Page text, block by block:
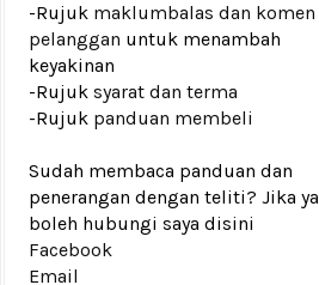
-Rujuk maklumbalas dan komen
pelanggan untuk menambah
keyakinan
-Rujuk syarat dan terma
-Rujuk panduan membeli
Sudah membaca panduan dan
penerangan dengan teliti? Jika ya
boleh hubungi saya disini
Facebook
Email